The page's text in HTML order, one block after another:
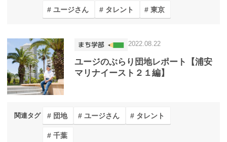
ユージさん タレント 東京
ユージのぶらり団地レポート【浦安
マリナイースト２１編】
2022.08.22
関連タグ 団地 ユージさん タレント
千葉